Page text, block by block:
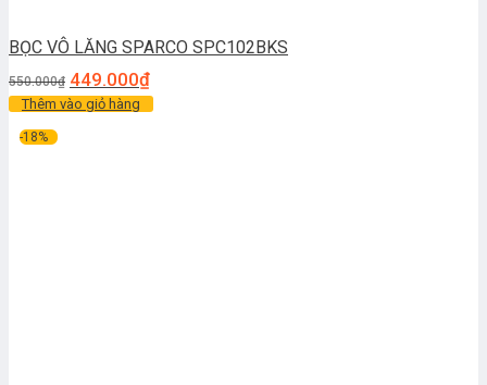
BỌC VÔ LĂNG SPARCO SPC102BKS
550.000₫ 449.000₫
Thêm vào giỏ hàng
-18%